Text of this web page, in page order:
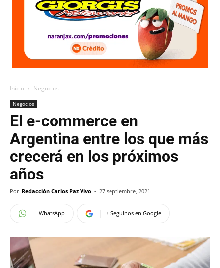
Inicio Negocios
Negocios
El e-commerce en
Argentina entre los que más
crecerá en los próximos
años
Por Redacción Carlos Paz Vivo - 27 septiembre, 2021
WhatsApp + Seguinos en Google